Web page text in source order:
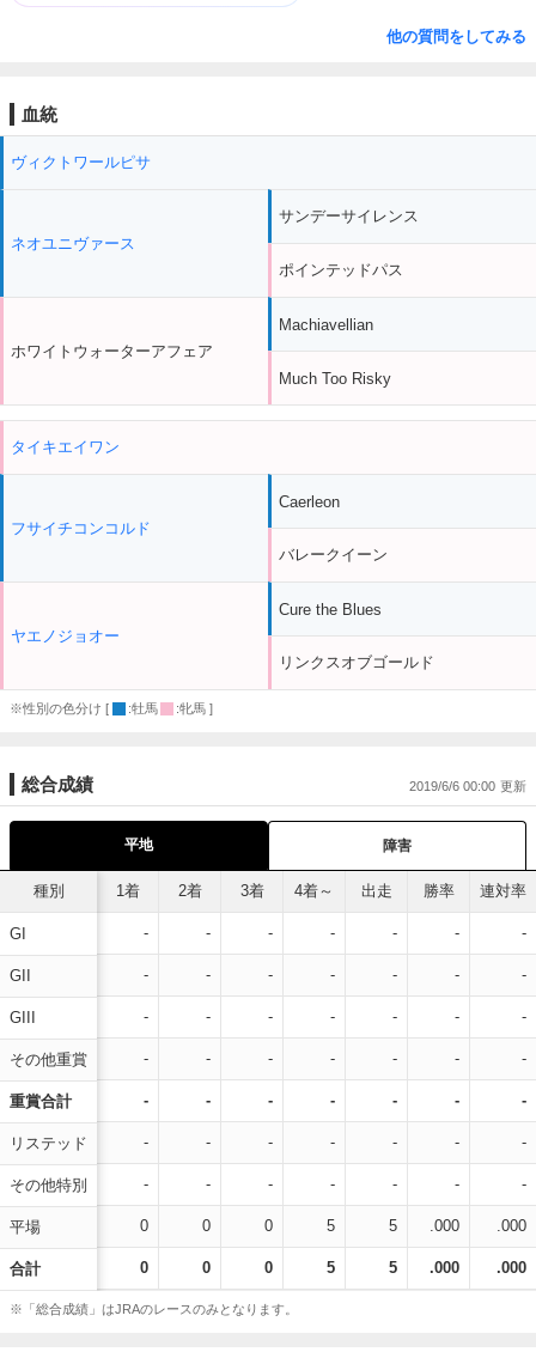
他の質問をしてみる
血統
ヴィクトワールピサ
ネオユニヴァース
ホワイトウォーターアフェア
サンデーサイレンス
ポインテッドパス
Machiavellian
Much Too Risky
タイキエイワン
フサイチコンコルド
ヤエノジョオー
Caerleon
バレークイーン
Cure the Blues
リンクスオブゴールド
※性別の色分け [ :牡馬 :牝馬 ]
総合成績 2019/6/6 00:00
平地 障害
種別
GI
GII
GIII
その他重賞
重賞合計
リステッド
その他特別
平場
合計
1着 2着 3着 4着～ 出走 勝率 連対率
- - - - - - -
- - - - - - -
- - - - - - -
- - - - - - -
- - - - - - -
- - - - - - -
- - - - - - -
0 0 0 5 5 .000 .000
0 0 0 5 5 .000 .000
※「総合成績」はJRAのレースのみとなります。